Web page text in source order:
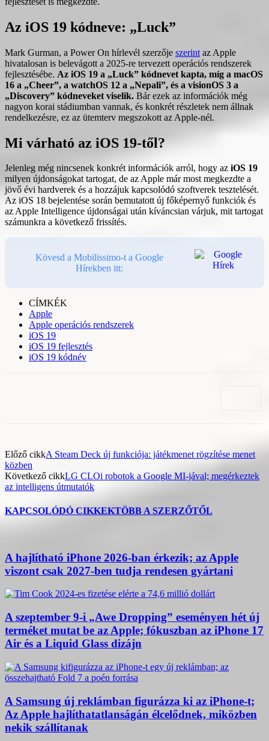
Az iOS 19 kódneve: „Luck”
Mark Gurman, a Power On hírlevél szerzője szerint az Apple
hivatalosan is belevágott a 2025-re tervezett operációs rendszerek
fejlesztésébe. Az iOS 19 a „Luck” kódnevet kapta, míg a macOS
16 a „Cheer”, a watchOS 12 a „Nepali”, és a visionOS 3 a
„Discovery” kódneveket viselik. Bár ezek az információk még
nagyon korai stádiumban vannak, és konkrét részletek nem állnak
rendelkezésre, ez az ütemterv megszokott az Apple-nél.
Mi várható az iOS 19-től?
Jelenleg még nincsenek konkrét információk arról, hogy az iOS 19
milyen újdonságokat tartogat, de az Apple már most megkezdte a
jövő évi hardverek és a hozzájuk kapcsolódó szoftverek tesztelését.
Az iOS 18 bejelentése során bemutatott új főképernyő funkciók és
az Apple Intelligence újdonságai után kíváncsian várjuk, mit tartogat
számunkra a következő frissítés.
Kövesd a Mobilissimo-t a Google
Hírekben itt:
CÍMKÉK
Apple
Apple operációs rendszerek
iOS 19
iOS 19 fejlesztés
iOS 19 kódnév
Előző cikkA Steam Deck új funkciója: játékmenet rögzítése menet
közben
Következő cikkLG CLOi robotok a Google MI-jával; megérkeztek
az intelligens útmutatók
KAPCSOLÓDÓ CIKKEKTÖBB A SZERZŐTŐL
A hajlítható iPhone 2026-ban érkezik; az Apple
viszont csak 2027-ben tudja rendesen gyártani
A szeptember 9-i „Awe Dropping” eseményen hét új
terméket mutat be az Apple; fókuszban az iPhone 17
Air és a Liquid Glass dizájn
A Samsung új reklámban figurázza ki az iPhone-t;
Az Apple hajlíthatatlanságán élcelődnek, miközben
nekik szállítanak